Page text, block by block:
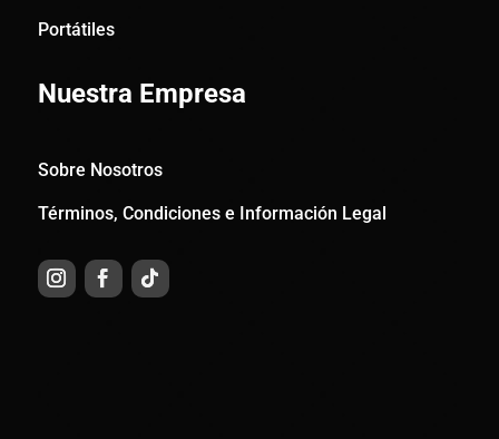
Portátiles
Nuestra Empresa
Sobre Nosotros
Términos, Condiciones e Información Legal